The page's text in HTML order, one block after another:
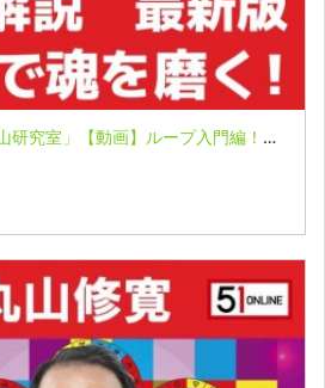
第６１回「ドクター丸山研究室」【動画】ループ入門編！わかりやすい実演＆解説！／人体はホログラフィ!